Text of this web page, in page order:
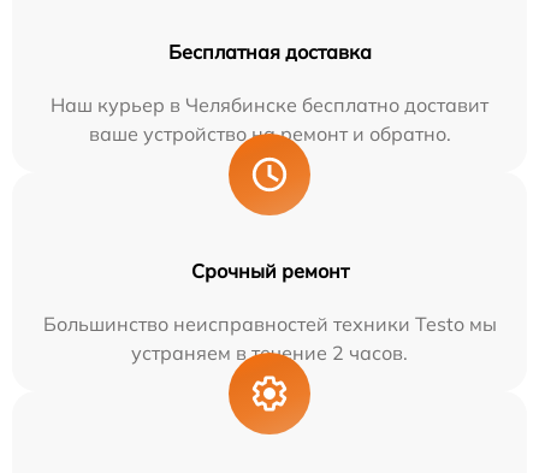
Бесплатная доставка
Наш курьер в Челябинске бесплатно доставит
ваше устройство на ремонт и обратно.
Срочный ремонт
Большинство неисправностей техники Testo мы
устраняем в течение 2 часов.